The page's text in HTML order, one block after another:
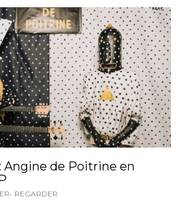
Angine de Poitrine en
REGARDER